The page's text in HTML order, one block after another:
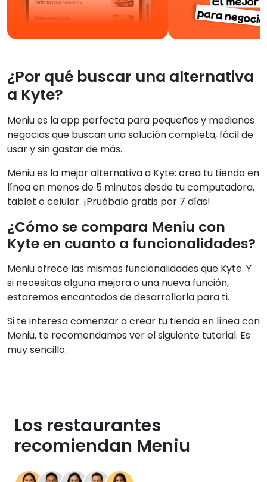
¿Por qué buscar una alternativa
a Kyte?
Meniu es la app perfecta para pequeños y medianos
negocios que buscan una solución completa, fácil de
usar y sin gastar de más.
Meniu es la mejor alternativa a Kyte: crea tu tienda en
línea en menos de 5 minutos desde tu computadora,
tablet o celular. ¡Pruébalo gratis por 7 días!
¿Cómo se compara Meniu con
Kyte en cuanto a funcionalidades?
Meniu ofrece las mismas funcionalidades que Kyte. Y
si necesitas alguna mejora o una nueva función,
estaremos encantados de desarrollarla para ti.
Si te interesa comenzar a crear tu tienda en línea con
Meniu, te recomendamos ver el siguiente tutorial. Es
muy sencillo.
Los restaurantes
recomiendan Meniu